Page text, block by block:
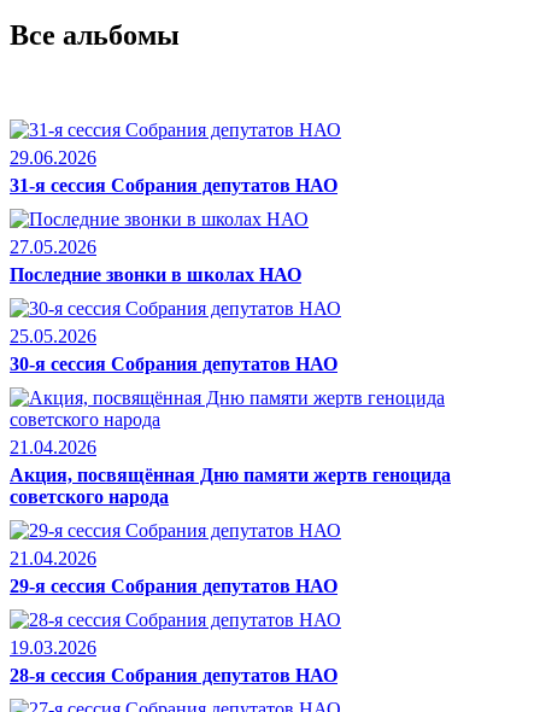
Все альбомы
29.06.2026
31-я сессия Собрания депутатов НАО
27.05.2026
Последние звонки в школах НАО
25.05.2026
30-я сессия Собрания депутатов НАО
21.04.2026
Акция, посвящённая Дню памяти жертв геноцида
советского народа
21.04.2026
29-я сессия Собрания депутатов НАО
19.03.2026
28-я сессия Собрания депутатов НАО